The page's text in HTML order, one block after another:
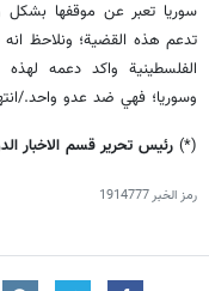
سوريا تعبر عن موقفها
تدعم هذه القضية؛ ونلاحظ انه
الفلسطينية واكد دعمه
وسوريا؛ فهي ضد عدو واحد./
(*) رئیس تحریر قسم الاخبار
رمز الخبر1914777